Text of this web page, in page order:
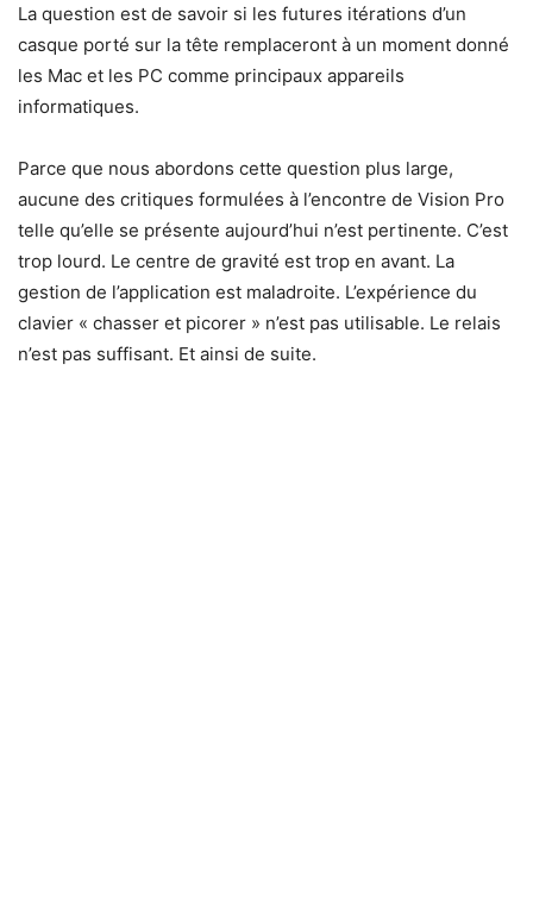
La question est de savoir si les futures itérations d’un
casque porté sur la tête remplaceront à un moment donné
les Mac et les PC comme principaux appareils
informatiques.
Parce que nous abordons cette question plus large,
aucune des critiques formulées à l’encontre de Vision Pro
telle qu’elle se présente aujourd’hui n’est pertinente. C’est
trop lourd. Le centre de gravité est trop en avant. La
gestion de l’application est maladroite. L’expérience du
clavier « chasser et picorer » n’est pas utilisable. Le relais
n’est pas suffisant. Et ainsi de suite.